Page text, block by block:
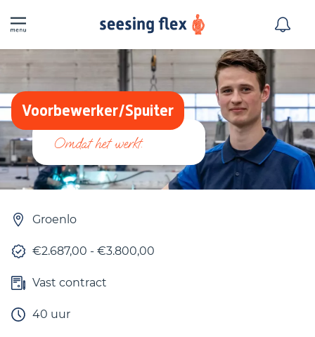
Voorbewerker/Spuiter
Groenlo
€2.687,00 - €3.800,00
Vast contract
40 uur